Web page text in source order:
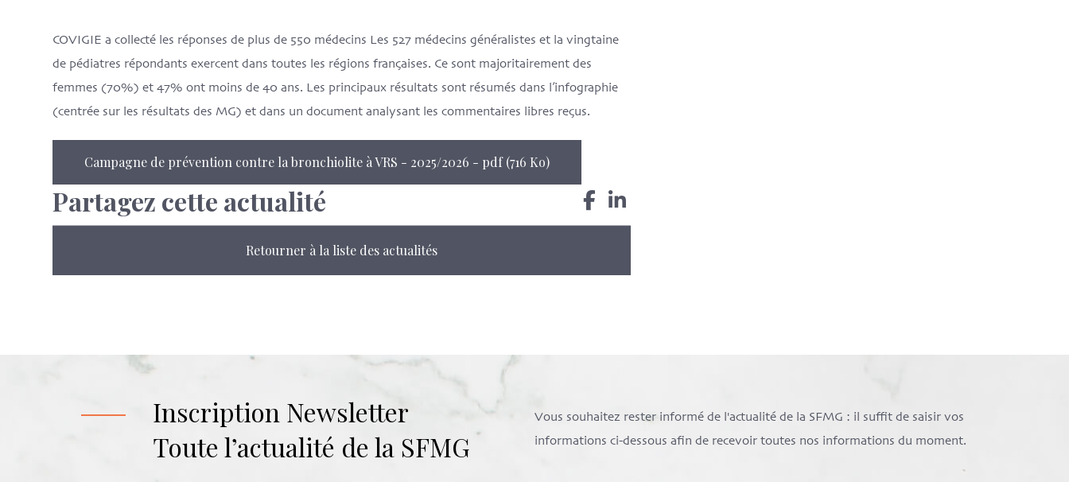
COVIGIE a collecté les réponses de plus de 550 médecins Les 527 médecins généralistes et la vingtaine
de pédiatres répondants exercent dans toutes les régions françaises. Ce sont majoritairement des
femmes (70%) et 47% ont moins de 40 ans. Les principaux résultats sont résumés dans l’infographie
(centrée sur les résultats des MG) et dans un document analysant les commentaires libres reçus.
Campagne de prévention contre la bronchiolite à VRS - 2025/2026 - pdf (716 Ko)
Partagez cette actualité
Retourner à la liste des actualités
Inscription Newsletter
Toute l’actualité de la SFMG
Vous souhaitez rester informé de l'actualité de la SFMG : il suffit de saisir vos
informations ci-dessous afin de recevoir toutes nos informations du moment.